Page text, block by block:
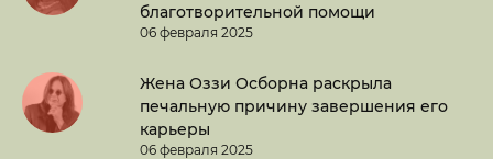
благотворительной помощи
06 февраля 2025
Жена Оззи Осборна раскрыла
печальную причину завершения его
карьеры
06 февраля 2025